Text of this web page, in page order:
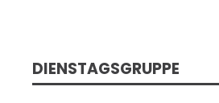
DIENSTAGSGRUPPE